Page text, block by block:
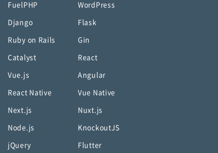
FuelPHP WordPress
Django Flask
Ruby on Rails Gin
Catalyst React
Vue.js Angular
React Native Vue Native
Next.js Nuxt.js
Node.js KnockoutJS
jQuery Flutter